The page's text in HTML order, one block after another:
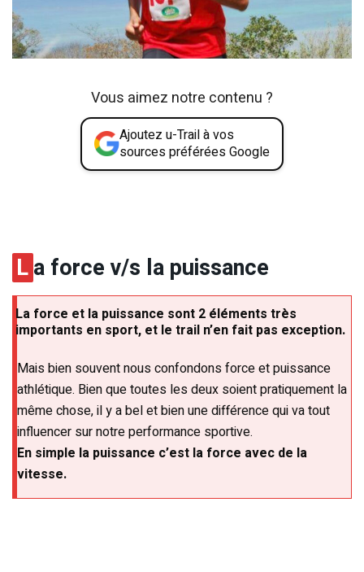
Vous aimez notre contenu ?
Ajoutez u-Trail à vos
sources préférées Google
La force v/s la puissance
La force et la puissance sont 2 éléments très
importants en sport, et le trail n’en fait pas exception.
Mais bien souvent nous confondons force et puissance
athlétique. Bien que toutes les deux soient pratiquement la
même chose, il y a bel et bien une différence qui va tout
influencer sur notre performance sportive.
En simple la puissance c’est la force avec de la
vitesse.